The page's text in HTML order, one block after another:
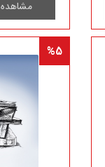
مشاهده
%5